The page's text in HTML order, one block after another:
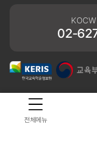
KOCW
02-
개인정보처리방침
41061 대구광역시 동구
전체메뉴